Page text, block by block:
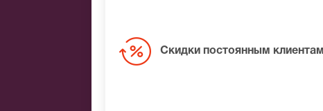
Скидки постоянным клиентам